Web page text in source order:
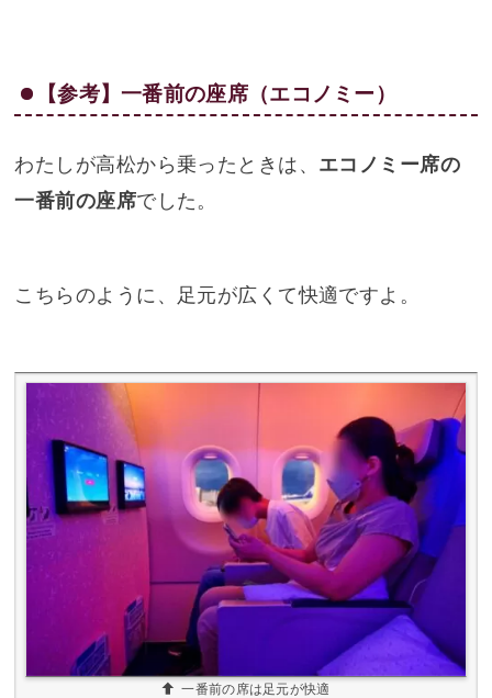
【参考】一番前の座席（エコノミー）
わたしが高松から乗ったときは、 エコノミー席の
一番前の座席でした。
こちらのように、足元が広くて快適ですよ。
一番前の席は足元が快適